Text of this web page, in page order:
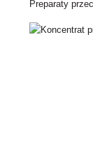
Preparaty